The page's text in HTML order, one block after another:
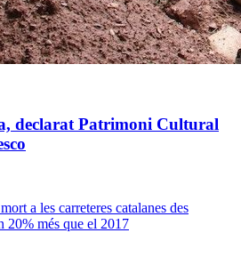
declarat Patrimoni Cultural